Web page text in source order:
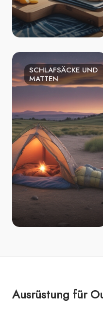
SCHLAFSÄCKE UND
MATTEN
Ausrüstung für